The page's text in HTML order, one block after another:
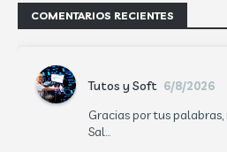
COMENTARIOS RECIENTES
Tutos y Soft 6/8/2026
Gracias por tus
Sal...